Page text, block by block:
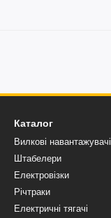
Каталог
Вилкові навантажувачі
Штабелери
Електровізки
Річтраки
Електричні тягачі